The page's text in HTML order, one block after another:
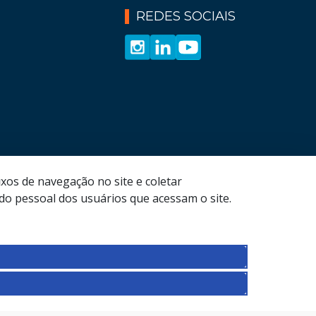
REDES SOCIAIS
de São Paulo
de navegação no site e coletar
pessoal dos usuários que acessam o site.